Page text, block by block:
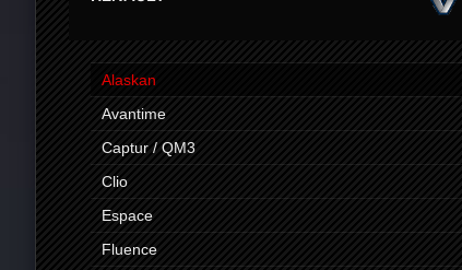
Alaskan
Avantime
Captur / QM3
Clio
Espace
Fluence